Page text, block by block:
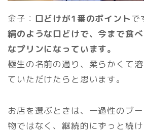
金子： 口どけが1番のポイントで
絹のような口どけで、今まで食
なプリンになっています。
極生の名前の通り、柔らかくて
ていただけたらと思います。
お店を選ぶときは、一過性のブ
物ではなく、継続的にずっと続